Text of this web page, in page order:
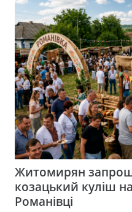
Житомирян
козацький куліш
Романівці